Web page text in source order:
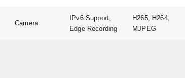
Camera
IPv6 Support,
Edge Recording
H265, H264,
MJPEG